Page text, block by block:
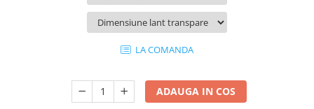
LA COMANDA
ADAUGA IN COS